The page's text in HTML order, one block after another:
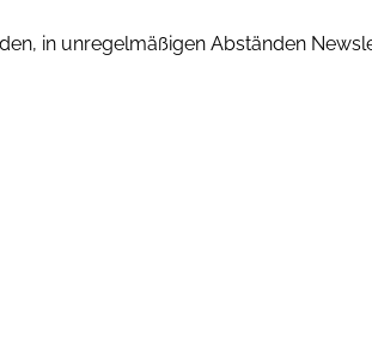
in unregelmäßigen Abständen